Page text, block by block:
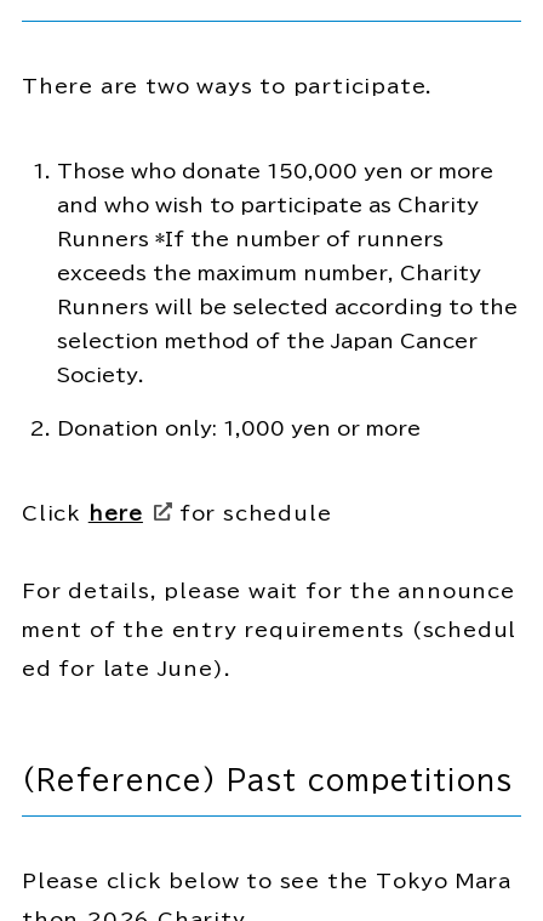
There are two ways to participate.
Those who donate 150,000 yen or more
and who wish to participate as Charity
Runners *If the number of runners
exceeds the maximum number, Charity
Runners will be selected according to the
selection method of the Japan Cancer
Society.
Donation only: 1,000 yen or more
Click here for schedule
For details, please wait for the announce
ment of the entry requirements (schedul
ed for late June).
(Reference) Past competitions
Please click below to see the Tokyo Mara